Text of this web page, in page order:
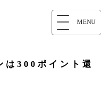
MENU
は300ポイント還